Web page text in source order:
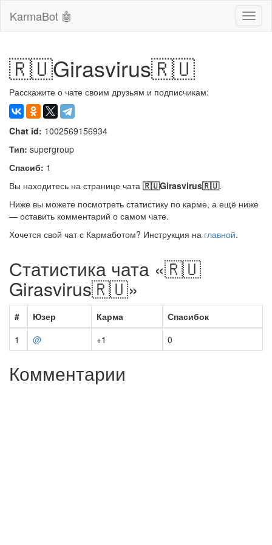
KarmaBot 🤖
🇷🇺Girasvirus🇷🇺
Расскажите о чате своим друзьям и подписчикам:
Chat id: 1002569156934
Тип: supergroup
Спасиб: 1
Вы находитесь на странице чата 🇷🇺Girasvirus🇷🇺.
Ниже вы можете посмотреть статистику по карме, а ещё ниже
— оставить комментарий о самом чате.
Хочется свой чат с Кармаботом? Инструкция на главной.
Статистика чата «🇷🇺
Girasvirus🇷🇺»
# Юзер Карма
Спасибок
1
@ +1 0
Комментарии